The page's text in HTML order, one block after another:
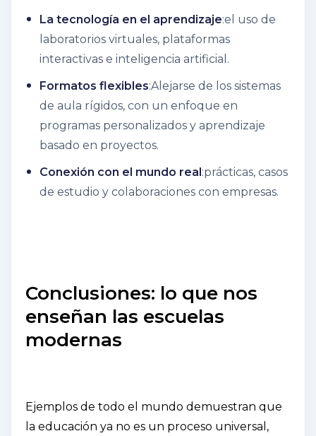
La tecnología en el aprendizaje:el uso de
laboratorios virtuales, plataformas
interactivas e inteligencia artificial.
Formatos flexibles:Alejarse de los sistemas
de aula rígidos, con un enfoque en
programas personalizados y aprendizaje
basado en proyectos.
Conexión con el mundo real:prácticas, casos
de estudio y colaboraciones con empresas.
Conclusiones: lo que nos
enseñan las escuelas
modernas
Ejemplos de todo el mundo demuestran que
la educación ya no es un proceso universal,